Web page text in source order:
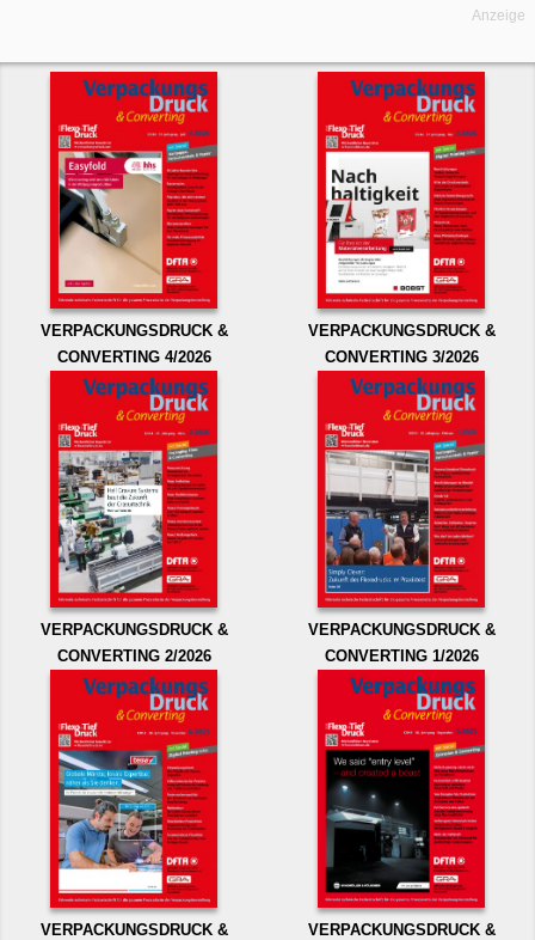
Anzeige
VERPACKUNGSDRUCK &
CONVERTING 4/2026
VERPACKUNGSDRUCK &
CONVERTING 3/2026
VERPACKUNGSDRUCK &
CONVERTING 2/2026
VERPACKUNGSDRUCK &
CONVERTING 1/2026
VERPACKUNGSDRUCK &
VERPACKUNGSDRUCK &